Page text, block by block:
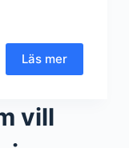
Läs mer
vill